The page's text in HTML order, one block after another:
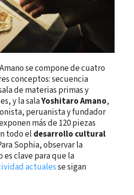
se compone de cuatro
conceptos: secuencia
de materias primas y
y la salaYoshitaro Amano,
peruanista y fundador
más de 120 piezas
todo el desarrollo cultural
Sophia, observar la
es clave para que la
actualesse sigan